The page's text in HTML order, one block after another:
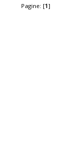
Pagine: [1]